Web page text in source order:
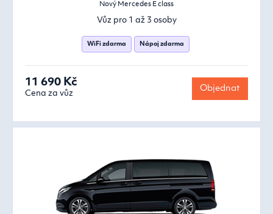
Nový Mercedes E class
Vůz pro 1 až 3 osoby
WiFi zdarma Nápoj zdarma
11 690 Kč
Cena za vůz
Objednat